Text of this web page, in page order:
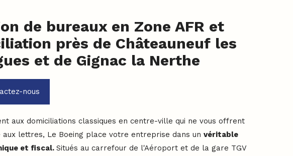
de bureaux en Zone AFR et
près de Châteauneuf les
et de Gignac la Nerthe
nous
aux domiciliations classiques en centre-ville qui ne vous offrent
aux lettres, Le Boeing place votre entreprise dans un véritable
et fiscal. Situés au carrefour de l'Aéroport et de la gare TGV